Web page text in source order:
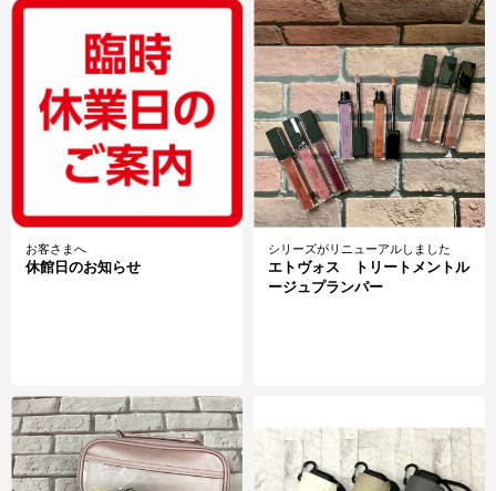
お客さまへ
休館日のお知らせ
シリーズがリニューアルしました
エトヴォス トリートメントル
ージュプランパー